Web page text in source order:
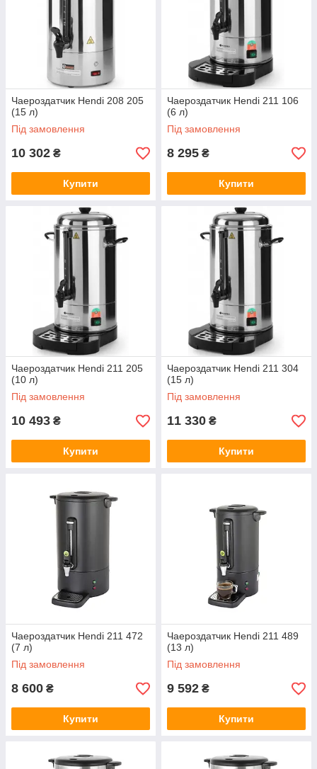
Чаероздатчик Hendi 208 205
(15 л)
Під замовлення
10 302 ₴
Купити
Чаероздатчик Hendi 211 106
(6 л)
Під замовлення
8 295 ₴
Купити
Чаероздатчик Hendi 211 205
(10 л)
Під замовлення
10 493 ₴
Купити
Чаероздатчик Hendi 211 304
(15 л)
Під замовлення
11 330 ₴
Купити
Чаероздатчик Hendi 211 472
(7 л)
Під замовлення
8 600 ₴
Купити
Чаероздатчик Hendi 211 489
(13 л)
Під замовлення
9 592 ₴
Купити